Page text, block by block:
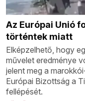
Az Európai Unió
történtek miatt
Elképzelhető, hogy
művelet eredménye
jelent meg a
Európai Bizottság a
fellépését.